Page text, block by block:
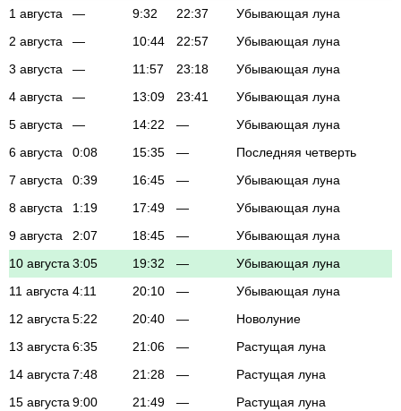
1 августа — 9:32 22:37
Убывающая луна
2 августа
— 10:44 22:57
Убывающая луна
3 августа
— 11:57 23:18
Убывающая луна
4 августа
— 13:09 23:41
Убывающая луна
5 августа
— 14:22 —
Убывающая луна
6 августа
0:08 15:35 —
Последняя четверть
7 августа
0:39 16:45 —
Убывающая луна
8 августа
1:19 17:49 —
Убывающая луна
9 августа
2:07 18:45 —
Убывающая луна
10 августа 3:05 19:32 —
Убывающая луна
11 августа 4:11 20:10 —
Убывающая луна
12 августа 5:22 20:40 —
Новолуние
13 августа 6:35 21:06 —
Растущая луна
14 августа 7:48 21:28 —
Растущая луна
15 августа 9:00 21:49 —
Растущая луна